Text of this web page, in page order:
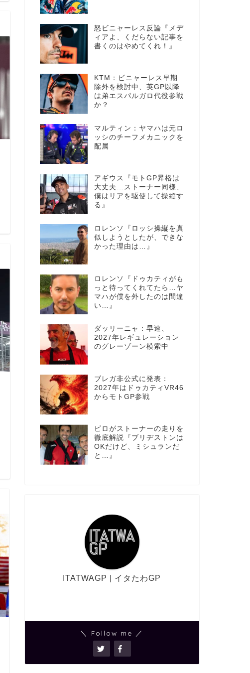
怒ビニャーレス反論『メデ
ィアよ、くだらない記事を
書くのはやめてくれ！』
KTM：ビニャーレス早期
除外を検討中、英GP以降
は弟エスパルガロ代役参戦
か？
マルティン：ヤマハは元ロ
ッシのチーフメカニックを
配属
アギウス『モトGP昇格は
大丈夫…ストーナー同様、
僕はリアを駆使して操縦す
る』
ロレンソ『ロッシ操縦を真
似しようとしたが、できな
かった理由は…』
ロレンソ『ドゥカティがも
っと待ってくれてたら…ヤ
マハが僕を外したのは間違
い…』
ダッリーニャ：早速、
2027年レギュレーション
のグレーゾーン模索中
ブレガ非公式に発表：
2027年はドゥカティVR46
からモトGP参戦
ピロがストーナーの走りを
徹底解説『ブリヂストンは
OKだけど、ミシュランだ
と…』
ITATWAGP | イタたわGP
＼ Follow me ／